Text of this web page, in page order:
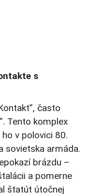
s
často
Tento komplex
v polovici 80.
sovietska armáda.
brázdu –
a pomerne
štatút útočnej